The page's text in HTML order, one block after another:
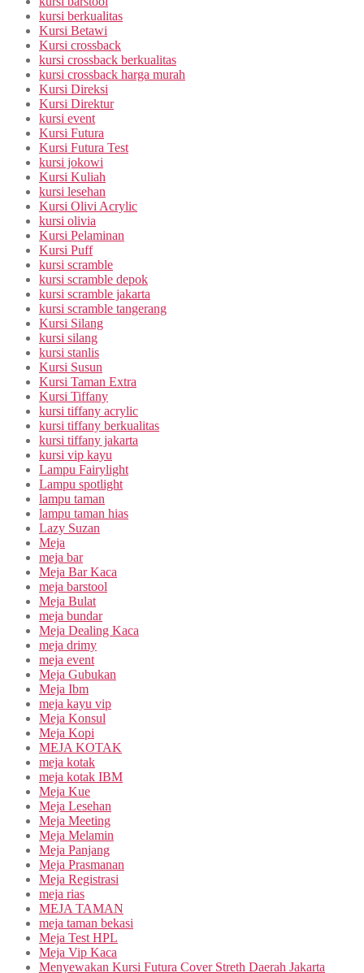
kursi berkualitas
Kursi Betawi
Kursi crossback
kursi crossback berkualitas
kursi crossback harga murah
Kursi Direksi
Kursi Direktur
kursi event
Kursi Futura
Kursi Futura Test
kursi jokowi
Kursi Kuliah
kursi lesehan
Kursi Olivi Acrylic
kursi olivia
Kursi Pelaminan
Kursi Puff
kursi scramble
kursi scramble depok
kursi scramble jakarta
kursi scramble tangerang
Kursi Silang
kursi silang
kursi stanlis
Kursi Susun
Kursi Taman Extra
Kursi Tiffany
kursi tiffany acrylic
kursi tiffany berkualitas
kursi tiffany jakarta
kursi vip kayu
Lampu Fairylight
Lampu spotlight
lampu taman
lampu taman hias
Lazy Suzan
Meja
meja bar
Meja Bar Kaca
meja barstool
Meja Bulat
meja bundar
Meja Dealing Kaca
meja drimy
meja event
Meja Gubukan
Meja Ibm
meja kayu vip
Meja Konsul
Meja Kopi
MEJA KOTAK
meja kotak
meja kotak IBM
Meja Kue
Meja Lesehan
Meja Meeting
Meja Melamin
Meja Panjang
Meja Prasmanan
Meja Registrasi
meja rias
MEJA TAMAN
meja taman bekasi
Meja Test HPL
Meja Vip Kaca
Menyewakan Kursi Futura Cover Streth Daerah Jakarta